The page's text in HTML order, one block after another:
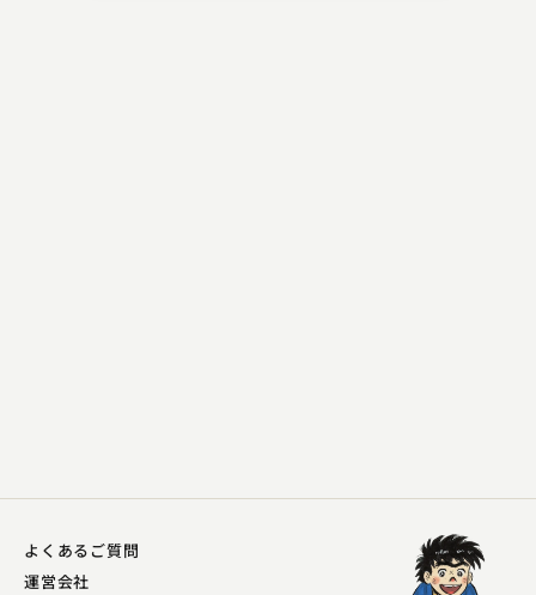
よくあるご質問
運営会社